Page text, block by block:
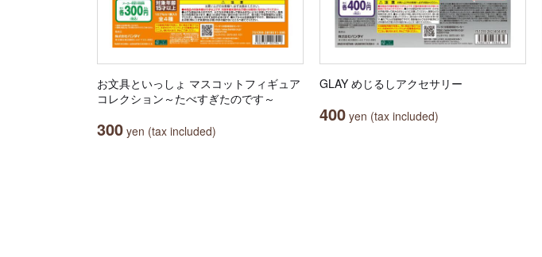
お文具といっしょ マスコットフィギュア
コレクション～たべすぎたのです～
300 yen (tax included)
GLAY めじるしアクセサリー
400 yen (tax included)